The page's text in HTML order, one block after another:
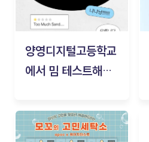
양영디지털고등학교
에서 밈 테스트해보